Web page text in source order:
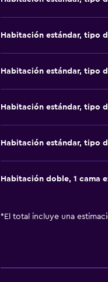
Habitación estándar, tipo
Habitación estándar, tipo
Habitación estándar, tipo
Habitación estándar, tipo
Habitación doble, 1 cama
* El total incluye una